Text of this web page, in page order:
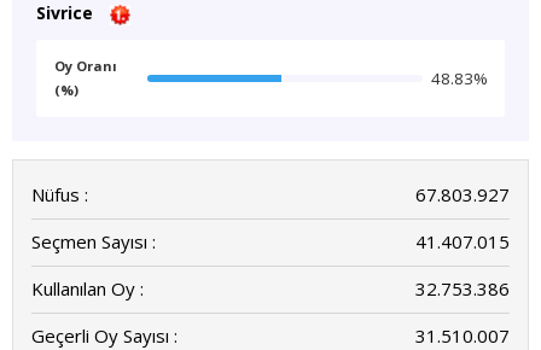
Sivrice
Oy Oranı
(%)
48.83%
Nüfus :
67.803.927
Seçmen Sayısı :
41.407.015
Kullanılan Oy :
32.753.386
Geçerli Oy Sayısı :
31.510.007